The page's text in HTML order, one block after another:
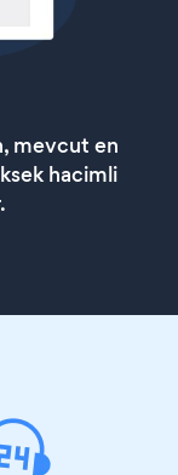
mevcut en
hacimli